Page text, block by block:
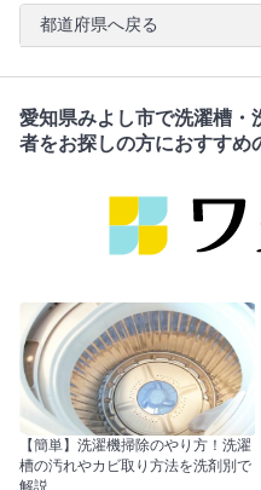
都道府県へ戻る
愛知県みよし市で洗濯槽・
者をお探しの方におすすめ
【簡単】洗濯機掃除のやり方！洗濯
槽の汚れやカビ取り方法を洗剤別で
解説